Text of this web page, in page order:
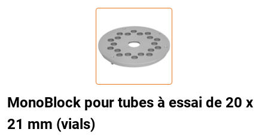
MonoBlock pour tubes à essai de 20 x
21 mm (vials)